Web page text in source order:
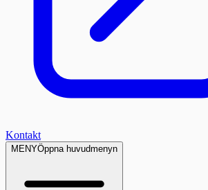
Kontakt
MENYÖppna huvudmenyn